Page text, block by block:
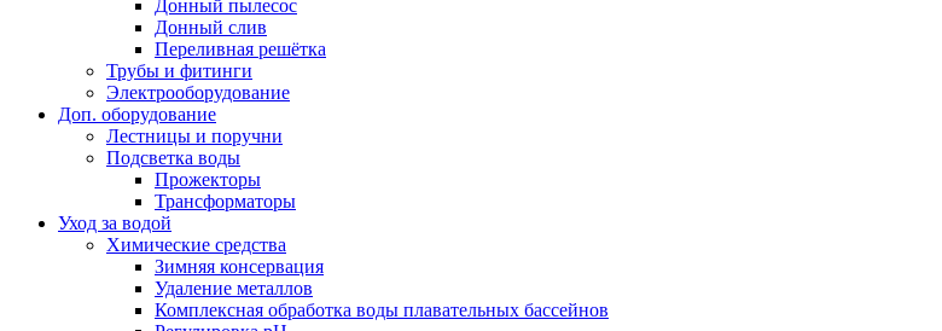
Донный пылесос
Донный слив
Переливная решётка
Трубы и фитинги
Электрооборудование
Доп. оборудование
Лестницы и поручни
Подсветка воды
Прожекторы
Трансформаторы
Уход за водой
Химические средства
Зимняя консервация
Удаление металлов
Комплексная обработка воды плавательных бассейнов